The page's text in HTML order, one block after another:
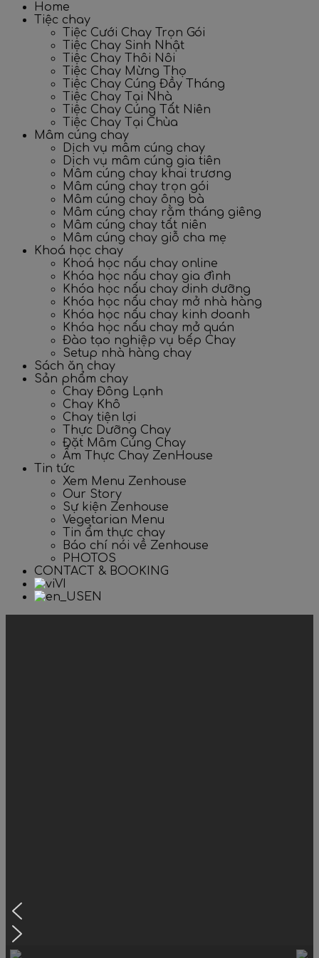
Home
Tiệc chay
Tiệc Cưới Chay Trọn Gói
Tiệc Chay Sinh Nhật
Tiệc Chay Thôi Nôi
Tiệc Chay Mừng Thọ
Tiệc Chay Cúng Đầy Tháng
Tiệc Chay Tại Nhà
Tiệc Chay Cúng Tất Niên
Tiệc Chay Tại Chùa
Mâm cúng chay
Dịch vụ mâm cúng chay
Dịch vụ mâm cúng gia tiên
Mâm cúng chay khai trương
Mâm cúng chay trọn gói
Mâm cúng chay ông bà
Mâm cúng chay rằm tháng giêng
Mâm cúng chay tất niên
Mâm cúng chay giỗ cha mẹ
Khoá học chay
Khoá học nấu chay online
Khóa học nấu chay gia đình
Khóa học nấu chay dinh dưỡng
Khóa học nấu chay mở nhà hàng
Khóa học nấu chay kinh doanh
Khóa học nấu chay mở quán
Đào tạo nghiệp vụ bếp Chay
Setup nhà hàng chay
Sách ăn chay
Sản phẩm chay
Chay Đông Lạnh
Chay Khô
Chay tiện lợi
Thực Dưỡng Chay
Đặt Mâm Cúng Chay
Ẩm Thực Chay ZenHouse
Tin tức
Xem Menu Zenhouse
Our Story
Sự kiện Zenhouse
Vegetarian Menu
Tin ẩm thực chay
Báo chí nói về Zenhouse
PHOTOS
CONTACT & BOOKING
VI
EN